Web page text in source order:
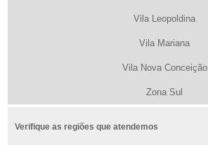
Vila Leopoldina
Vila Mariana
Vila Nova Conceição
Zona Sul
Verifique as regiões que atendemos